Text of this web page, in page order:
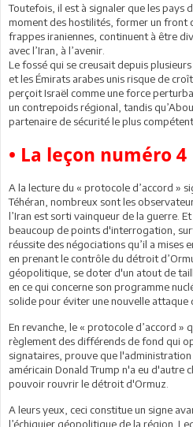
Toutefois, il est à signaler que les pays
moment des hostilités, former un front
frappes iraniennes, continuent à être
avec l’Iran, à l’avenir.
Le fossé qui se creusait depuis
et les Émirats arabes unis risque de
perçoit Israël comme une force
un contrepoids régional, tandis
partenaire de sécurité le plus
• La leçon numéro 4
A la lecture du « protocole d’accord »
Téhéran, nombreux sont les
l’Iran est sorti vainqueur de la guerre.
beaucoup de points d'interrogation,
réussite des négociations qu’il a mises
en prenant le contrôle du détroit
géopolitique, se doter d'un atout de
en ce qui concerne son programme
solide pour éviter une nouvelle attaque
En revanche, le « protocole d’accord
règlement des différends de fond qui
signataires, prouve que
américain Donald Trump n'a eu d'autre
pouvoir rouvrir le détroit d'Ormuz.
A leurs yeux, ceci constitue un signe
l’échiquier géopolitique de la région.